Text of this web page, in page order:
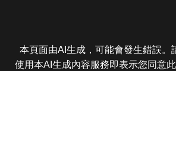
本頁面由AI生成，可能會發生錯誤。
使用本AI生成內容服務即表示您同意